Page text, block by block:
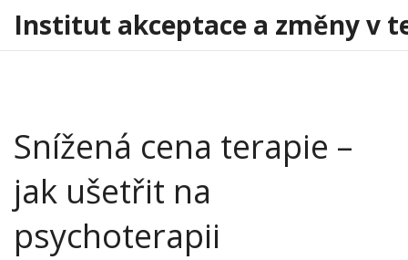
Institut akceptace a změny v
Snížená cena terapie –
jak ušetřit na
psychoterapii